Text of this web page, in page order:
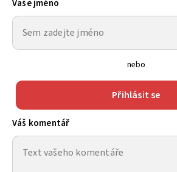
Vaše jméno
nebo
Přihlásit se
Váš komentář